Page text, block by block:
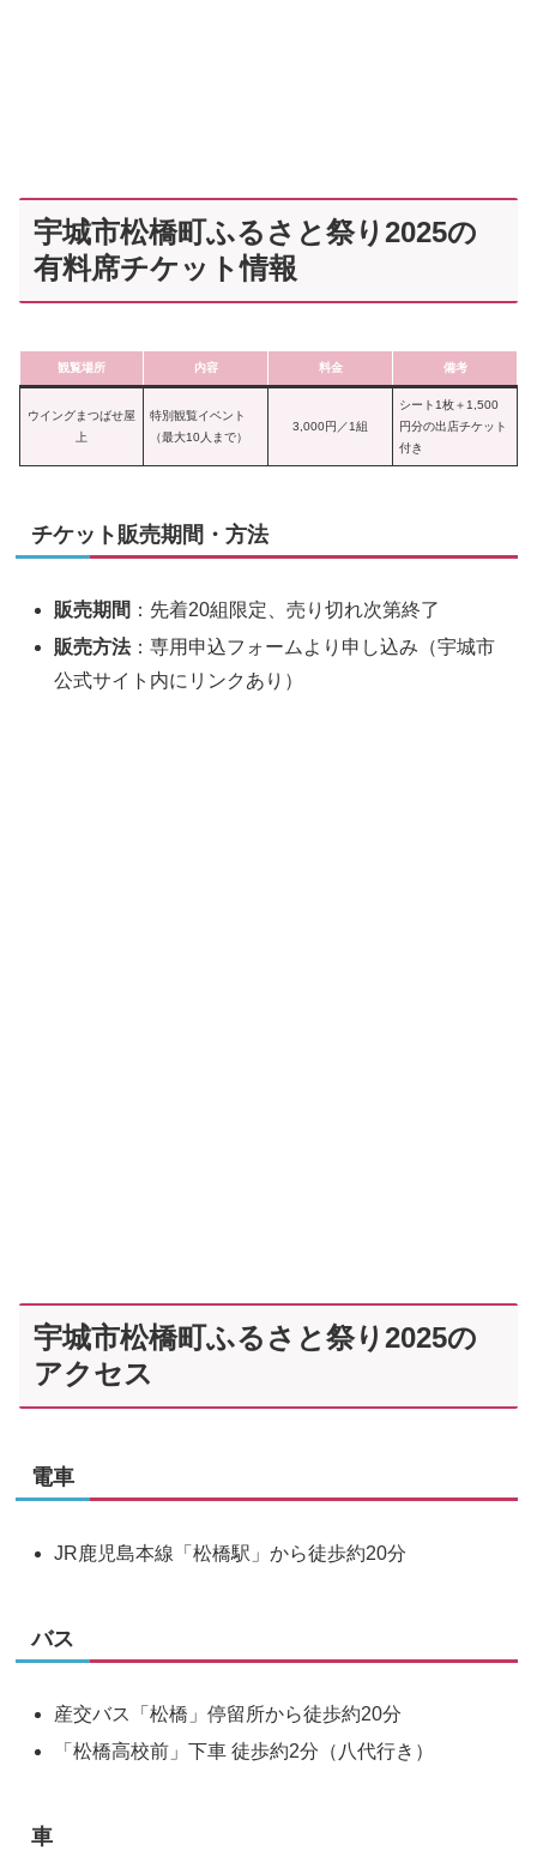
宇城市松橋町ふるさと祭り2025の
有料席チケット情報
観覧場所 内容 料金 備考
ウイングまつばせ屋
上
特別観覧イベント
（最大10人まで）
3,000円／1組
シート1枚＋1,500
円分の出店チケット
付き
チケット販売期間・方法
販売期間 ：先着20組限定、売り切れ次第終了
販売方法：専用申込フォームより申し込み（宇城市
公式サイト内にリンクあり）
宇城市松橋町ふるさと祭り2025の
アクセス
電車
JR鹿児島本線「松橋駅」から徒歩約20分
バス
産交バス「松橋」停留所から徒歩約20分
「松橋高校前」下車 徒歩約2分（八代行き）
車